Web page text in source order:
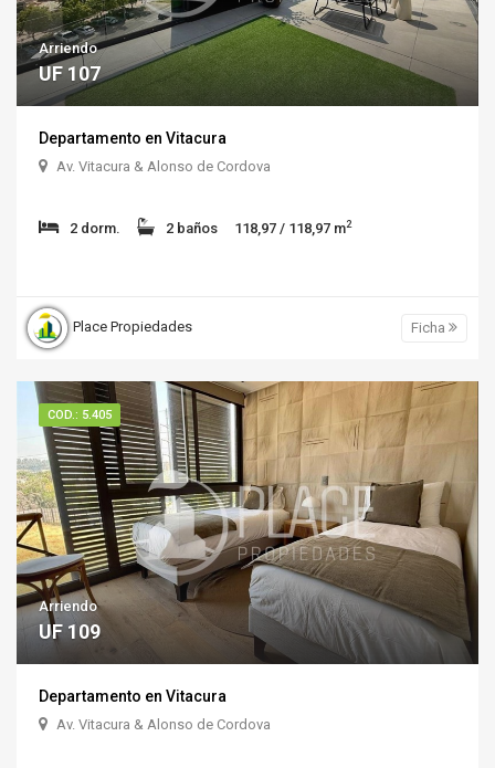
Arriendo
UF 107
Departamento en Vitacura
Av. Vitacura & Alonso de Cordova
2 dorm. 2 baños 118,97 / 118,97 m2
Place Propiedades Ficha
COD.: 5.405
Arriendo
UF 109
Departamento en Vitacura
Av. Vitacura & Alonso de Cordova